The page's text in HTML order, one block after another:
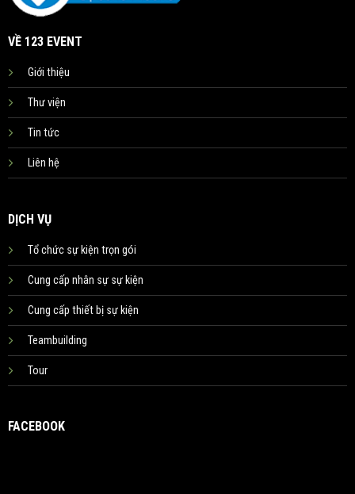
VỀ 123 EVENT
Giới thiệu
Thư viện
Tin tức
Liên hệ
DỊCH VỤ
Tổ chức sự kiện trọn gói
Cung cấp nhân sự sự kiện
Cung cấp thiết bị sự kiện
Teambuilding
Tour
FACEBOOK